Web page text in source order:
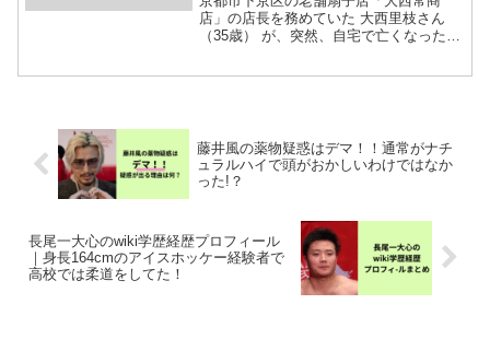
店」の店長を務めていた 大西里枝さん
（35歳） が、突然、自宅で亡くなったこ
藤井風の薬物疑惑はデマ！！通常がナチ
ュラルハイで頭がおかしいわけではなか
った!？
長尾一大心のwiki学歴経歴プロフィール
｜身長164cmのアイスホッケー経験者で
高校では柔道をしてた！